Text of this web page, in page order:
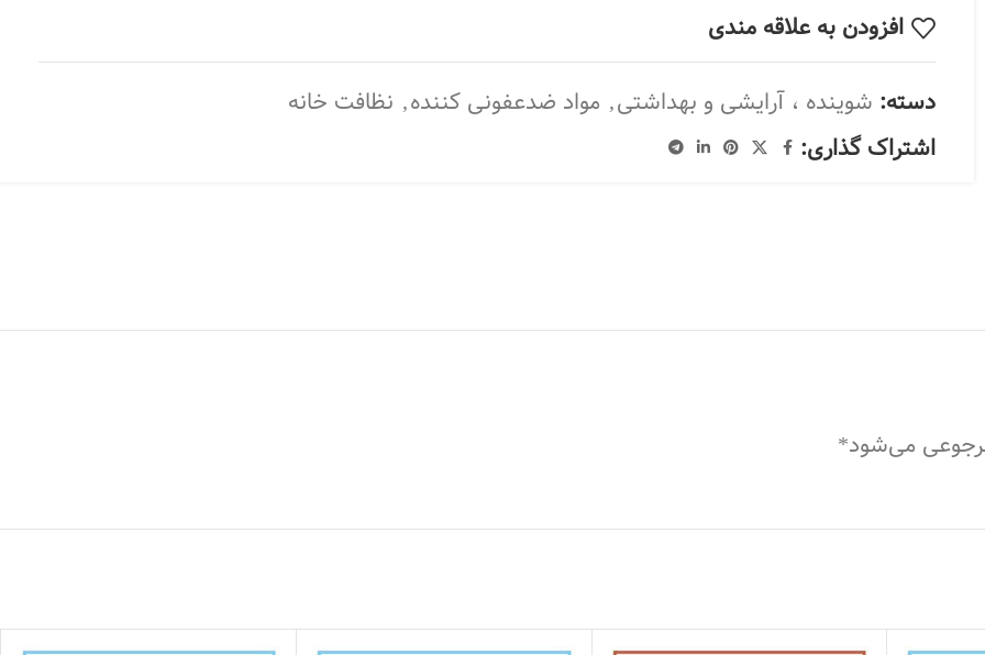
افزودن به علاقه مندی
دسته: شوینده ، آرایشی و بهداشتی, مواد ضدعفونی کننده, نظافت خانه
اشتراک گذاری:
می‌شود*